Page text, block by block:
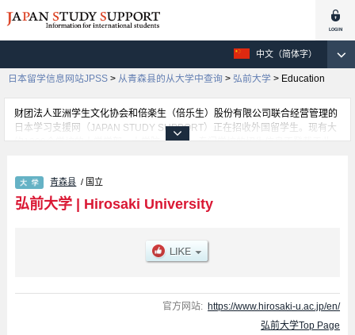
中文（简体字）
日本留学信息网站JPSS > 从青森县的从大学中查询 > 弘前大学 > Education
财团法人亚洲学生文化协会和倍楽生（倍乐生）股份有限公司联合经营管理的
日本学习支援网（JAPAN STUDY SUPPORT）正在招收外国留学生。现有大
约1300个学校的大学学部、大学院、短大、专门学校的招生信息正登载于此
学部、Education 学部、Medicine 学部、Science and Technology 学部、
Agriculture and Life Science 学部等各学部的不同信息。招收名额、合格人数
等考试信息，以及设施介绍、联系方式等外国留学生必要的信息都登载于此，
青森县 / 国立
弘前大学| Hirosaki University
官方网站: https://www.hirosaki-u.ac.jp/en/
弘前大学Top Page